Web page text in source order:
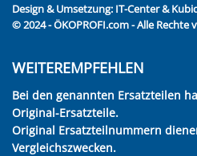
Design & Umsetzung: IT-Center &
© 2024 - ÖKOPROFI.com - Alle Rechte
WEITEREMPFEHLEN
Bei den genannten Ersatzteilen
Original-Ersatzteile.
Original Ersatzteilnummern
Vergleichszwecken.